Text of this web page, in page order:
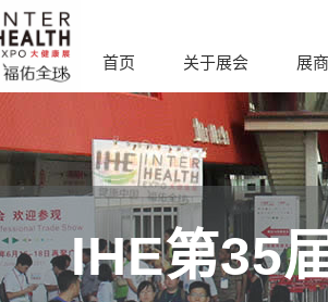
首页 关于展会 展
IHE第35